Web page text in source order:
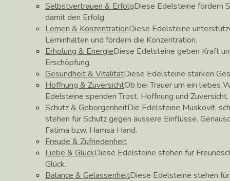
Selbstvertrauen & ErfolgDiese Edelsteine fördern
damit den Erfolg.
Lernen & KonzentrationDiese Edelsteine
Lerninhalten und fördern die Konzentration.
Erholung & EnergieDiese Edelsteine geben Kraft
Erschöpfung.
Gesundheit & VitalitätDiese Edelsteine stärken
Hoffnung & ZuversichtOb bei Trauer um ein liebes
Edelsteine spenden Trost, Hoffnung und Zuversicht.
Schutz & GeborgenheitDie Edelsteine Muskovit,
stehen für Schutz gegen äussere Einflüsse.
Fatima bzw. Hamsa Hand.
Freude & Zufriedenheit
Liebe & GlückDiese Edelsteine stehen für
Glück.
Balance & GelassenheitDiese Edelsteine stehen